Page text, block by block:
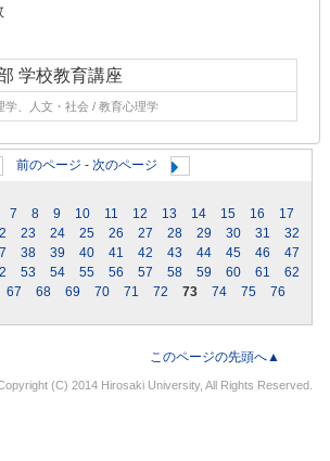
学校教育講座
学、人文・社会 / 教育心理学
前のページ - 次のページ
7 8 9 10 11 12 13 14 15 16
17
23 24 25 26 27 28 29 30 31
32
38 39 40 41 42 43 44 45 46
47
53 54 55 56 57 58 59 60 61
62
67 68 69 70 71 72 73 74 75 76
このページの先頭へ▲
(C) 2014 Hirosaki University, All Rights Reserved.